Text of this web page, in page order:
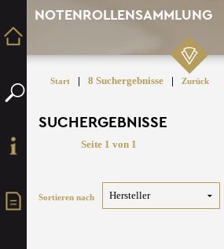
NOTENROLLENSAMMLUNG
Start | 8 Suchergebnisse | Zurück
SUCHERGEBNISSE
Seite 1 von 1
Sortieren nach